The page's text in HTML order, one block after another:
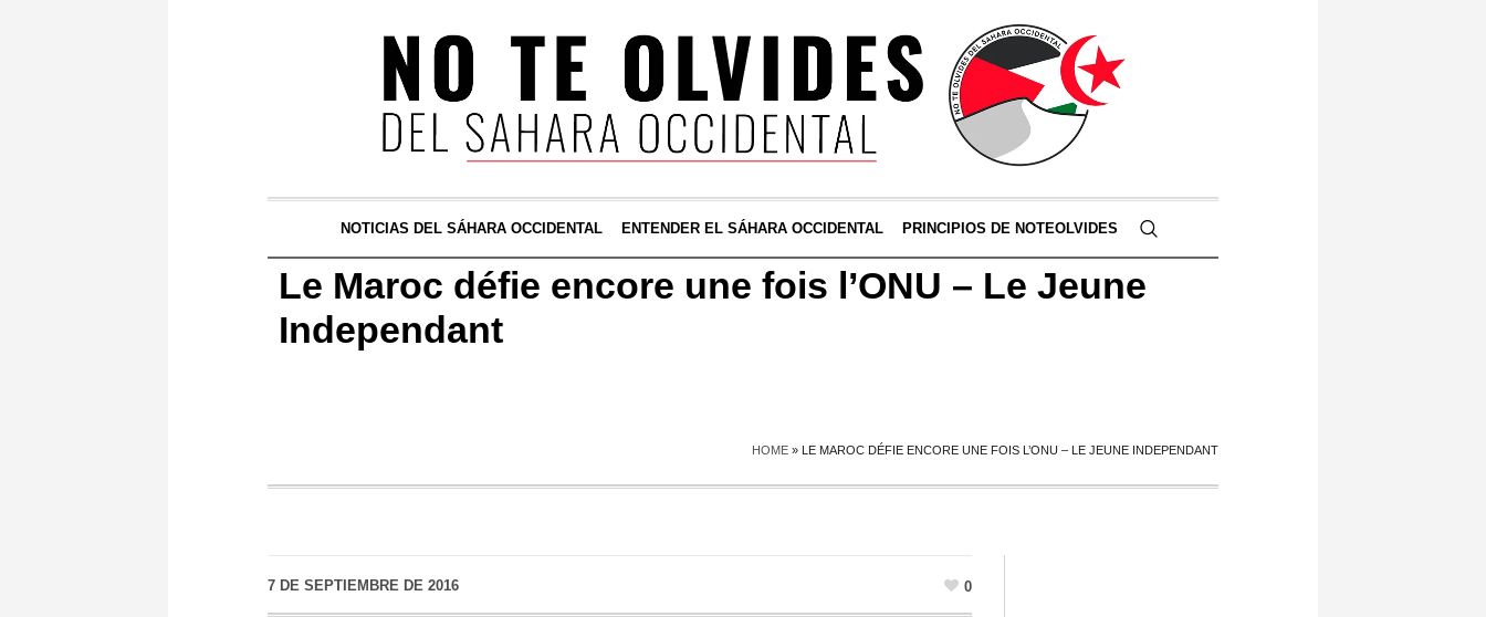
NOTICIAS DEL SÁHARA OCCIDENTAL ENTENDER EL SÁHARA OCCIDENTAL PRINCIPIOS DE NOTEOLVIDES
Le Maroc défie encore une fois l’ONU – Le Jeune
Independant
HOME » LE MAROC DÉFIE ENCORE UNE FOIS L’ONU – LE JEUNE INDEPENDANT
7 DE SEPTIEMBRE DE 2016 0